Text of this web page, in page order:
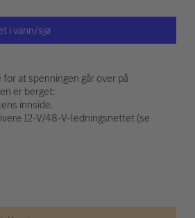
i vann/sjø
at spenningen går over på
er berget:
innside.
12-V/48-V-ledningsnettet (se